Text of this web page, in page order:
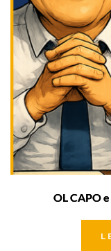
OL CAPO